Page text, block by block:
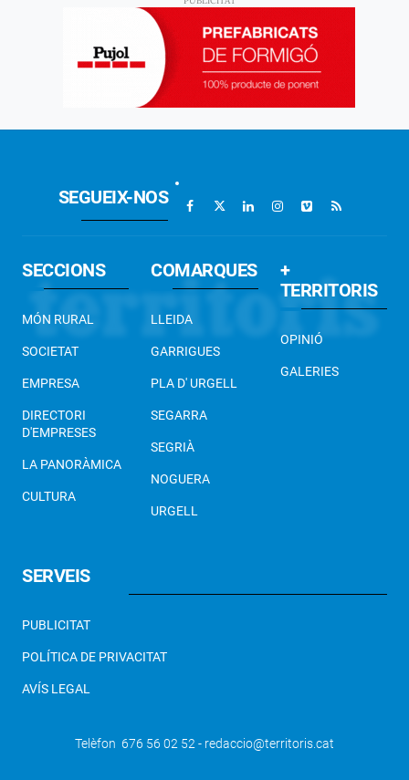
SEGUEIX-NOS
SECCIONS
MÓN RURAL
SOCIETAT
EMPRESA
DIRECTORI
D'EMPRESES
LA PANORÀMICA
CULTURA
COMARQUES
LLEIDA
GARRIGUES
PLA D' URGELL
SEGARRA
SEGRIÀ
NOGUERA
URGELL
+
TERRITORIS
OPINIÓ
GALERIES
SERVEIS
PUBLICITAT
POLÍTICA DE PRIVACITAT
AVÍS LEGAL
Telèfon 676 56 02 52 - redaccio@territoris.cat